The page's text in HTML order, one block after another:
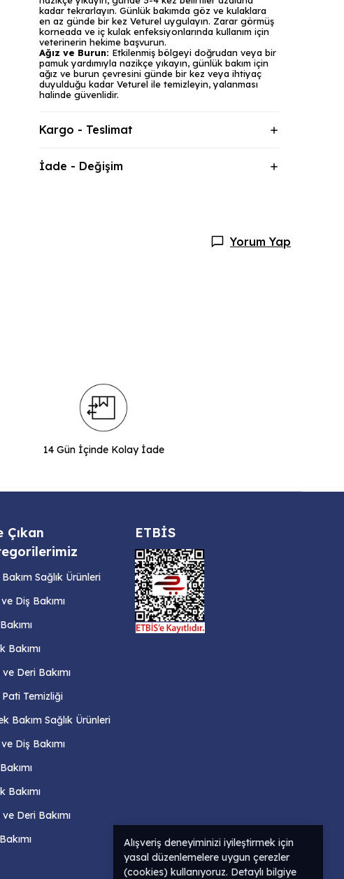
Alışveriş deneyiminizi iyileştirmek için
yasal düzenlemelere uygun çerezler
(cookies) kullanıyoruz. Detaylı bilgiye
kadar tekrarlayın. Günlük bakımda göz ve kulaklara
en az günde bir kez Veturel uygulayın. Zarar görmüş
korneada ve iç kulak enfeksiyonlarında kullanım için
veterinerin hekime başvurun.
Ağız ve Burun: Etkilenmiş bölgeyi doğrudan veya bir
pamuk yardımıyla nazikçe yıkayın, günlük bakım için
ağız ve burun çevresini günde bir kez veya ihtiyaç
duyulduğu kadar Veturel ile temizleyin, yalanması
halinde güvenlidir.
Kargo - Teslimat
İade - Değişim
Yorum Yap
14 Gün İçinde Kolay İade
Çıkan
Sağlık Ürünleri
Diş Bakımı
Bakımı
Deri Bakımı
Temizliği
Bakım Sağlık Ürünleri
Diş Bakımı
Bakımı
Deri Bakımı
ETBİS